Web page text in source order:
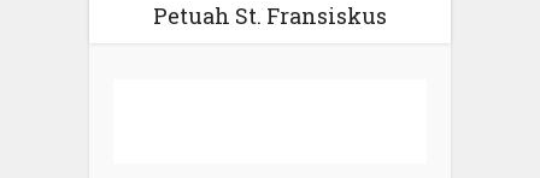
Petuah St. Fransiskus